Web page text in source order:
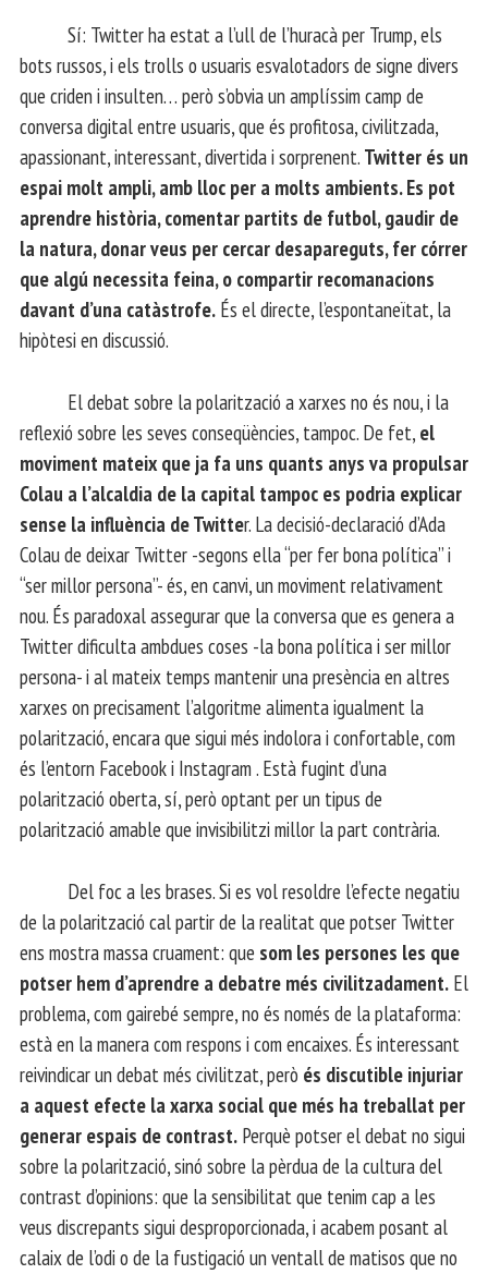
Sí: Twitter ha estat a l’ull de l’huracà per Trump, els
bots russos, i els trolls o usuaris esvalotadors de signe divers
que criden i insulten… però s’obvia un amplíssim camp de
conversa digital entre usuaris, que és profitosa, civilitzada,
apassionant, interessant, divertida i sorprenent. Twitter és un
espai molt ampli, amb lloc per a molts ambients. Es pot
aprendre història, comentar partits de futbol, gaudir de
la natura, donar veus per cercar desapareguts, fer córrer
que algú necessita feina, o compartir recomanacions
davant d’una catàstrofe. És el directe, l’espontaneïtat, la
hipòtesi en discussió.
El debat sobre la polarització a xarxes no és nou, i la
reflexió sobre les seves conseqüències, tampoc. De fet, el
moviment mateix que ja fa uns quants anys va propulsar
Colau a l’alcaldia de la capital tampoc es podria explicar
sense la influència de Twitter. La decisió-declaració d’Ada
Colau de deixar Twitter -segons ella “per fer bona política” i
“ser millor persona”- és, en canvi, un moviment relativament
nou. És paradoxal assegurar que la conversa que es genera a
Twitter dificulta ambdues coses -la bona política i ser millor
persona- i al mateix temps mantenir una presència en altres
xarxes on precisament l’algoritme alimenta igualment la
polarització, encara que sigui més indolora i confortable, com
és l’entorn Facebook i Instagram . Està fugint d’una
polarització oberta, sí, però optant per un tipus de
polarització amable que invisibilitzi millor la part contrària.
Del foc a les brases. Si es vol resoldre l’efecte negatiu
de la polarització cal partir de la realitat que potser Twitter
ens mostra massa cruament: que som les persones les que
potser hem d’aprendre a debatre més civilitzadament. El
problema, com gairebé sempre, no és només de la plataforma:
està en la manera com respons i com encaixes. És interessant
reivindicar un debat més civilitzat, però és discutible injuriar
a aquest efecte la xarxa social que més ha treballat per
generar espais de contrast. Perquè potser el debat no sigui
sobre la polarització, sinó sobre la pèrdua de la cultura del
contrast d’opinions: que la sensibilitat que tenim cap a les
veus discrepants sigui desproporcionada, i acabem posant al
calaix de l’odi o de la fustigació un ventall de matisos que no